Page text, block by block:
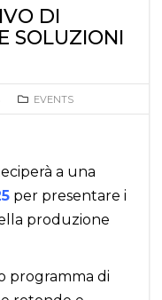
DI
SOLUZIONI
EVENTS
a una
per presentare i
produzione
programma di